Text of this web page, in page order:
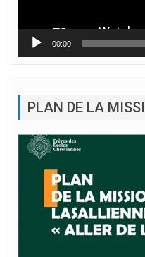
00:00
PLAN DE LA